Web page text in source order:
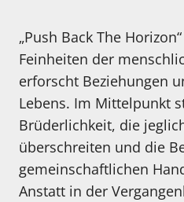
„Push Back The
Feinheiten der
erforscht Beziehungen
Lebens. Im Mittelpunkt
Brüderlichkeit, die
überschreiten und die
gemeinschaftlichen
Anstatt in der